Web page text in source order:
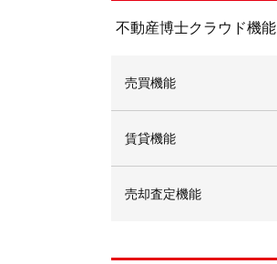
不動産博士クラウド機能
売買機能
賃貸機能
売却査定機能